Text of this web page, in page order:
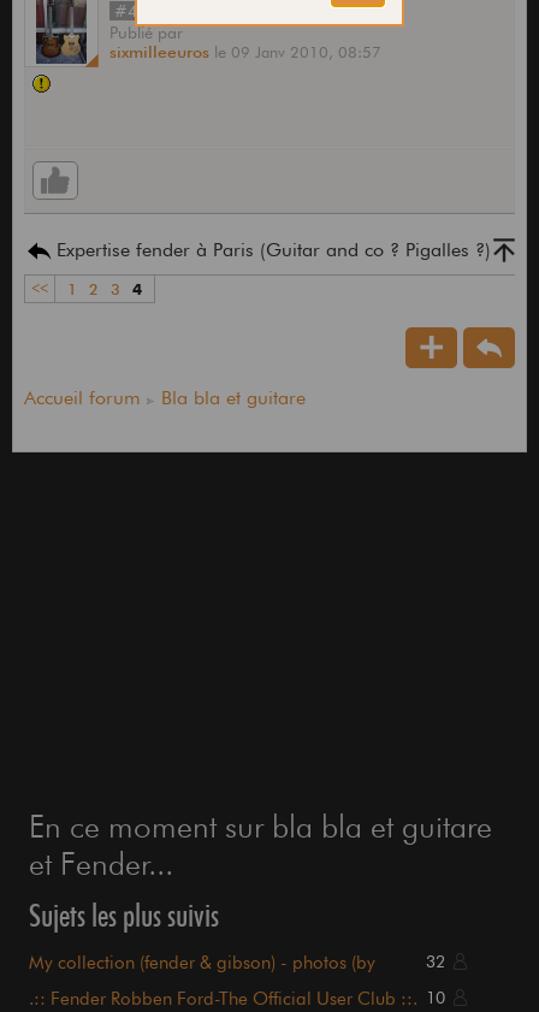
#46
Publiépar
sixmilleeuros le 09 Janv 2010, 08:57
Expertise fender à Paris (Guitar and co ? Pigalles ?)
<< 1 2 3 4
Accueil forum Bla bla et guitare
En ce moment sur bla bla et guitare
et Fender...
Sujets les plus suivis
My collection (fender & gibson) - photos (by
32
.:: Fender Robben Ford-The Official User Club ::. 10